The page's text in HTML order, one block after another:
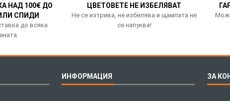
НАД 100€ ДО
СПИДИ
до всяка
ЦВЕТОВЕТЕ НЕ ИЗБЕЛЯВАТ
Не се изтрива, не избелява и щампата не
се напуква!
ИНФОРМАЦИЯ ЗА